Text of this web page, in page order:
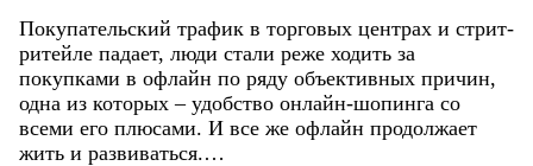
Покупательский трафик в торговых центрах и стрит-
ритейле падает, люди стали реже ходить за
покупками в офлайн по ряду объективных причин,
одна из которых – удобство онлайн-шопинга со
всеми его плюсами. И все же офлайн продолжает
жить и развиваться.…